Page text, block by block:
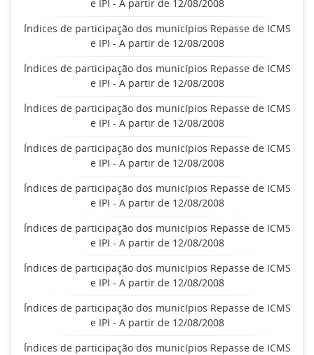
e IPI - A partir de 12/08/2008
Índices de participação dos municípios Repasse de ICMS
e IPI - A partir de 12/08/2008
Índices de participação dos municípios Repasse de ICMS
e IPI - A partir de 12/08/2008
Índices de participação dos municípios Repasse de ICMS
e IPI - A partir de 12/08/2008
Índices de participação dos municípios Repasse de ICMS
e IPI - A partir de 12/08/2008
Índices de participação dos municípios Repasse de ICMS
e IPI - A partir de 12/08/2008
Índices de participação dos municípios Repasse de ICMS
e IPI - A partir de 12/08/2008
Índices de participação dos municípios Repasse de ICMS
e IPI - A partir de 12/08/2008
Índices de participação dos municípios Repasse de ICMS
e IPI - A partir de 12/08/2008
Índices de participação dos municípios Repasse de ICMS